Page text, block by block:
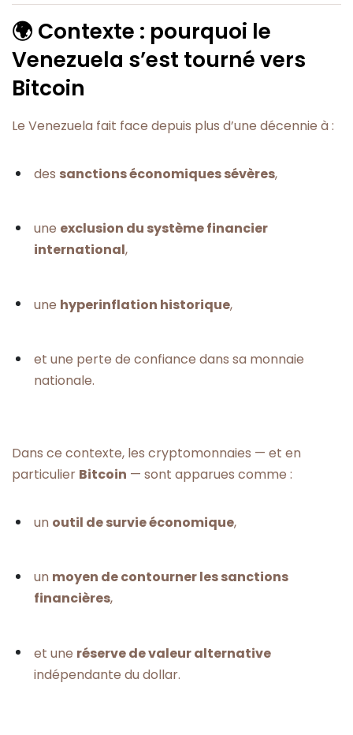
🌍 Contexte : pourquoi le
Venezuela s’est tourné vers
Bitcoin
Le Venezuela fait face depuis plus d’une décennie à :
des sanctions économiques sévères,
une exclusion du système financier
international,
une hyperinflation historique,
et une perte de confiance dans sa monnaie
nationale.
Dans ce contexte, les cryptomonnaies — et en
particulier Bitcoin — sont apparues comme :
un outil de survie économique,
un moyen de contourner les sanctions
financières,
et une réserve de valeur alternative
indépendante du dollar.